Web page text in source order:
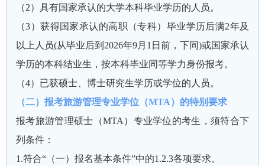
（2）具有国家承认的大学本科毕业学历的人员。
（3）获得国家承认的高职（专科）毕业学历后满2年及
以上人员(从毕业后到2026年9月1日前，下同)或国家承认
学历的本科结业生，按本科毕业同等学力身份报考。
（4）已获硕士、博士研究生学历或学位的人员。
（二）报考旅游管理专业学位（MTA）的特别要求
报考旅游管理硕士（MTA）专业学位的考生，须符合下
列条件：
1.符合“（一）报名基本条件”中的1.2.3各项要求。